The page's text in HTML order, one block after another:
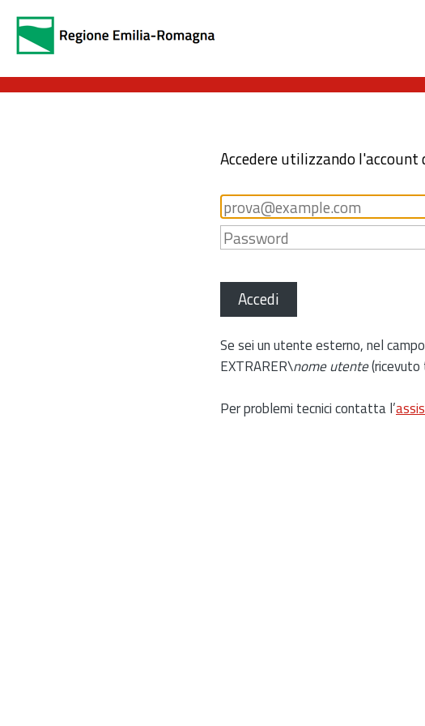
Accedere utilizzando
Accedi
Se sei un utente esterno, nel
EXTRARER\nome utente(ricevuto
Per problemi tecnici contatta l’